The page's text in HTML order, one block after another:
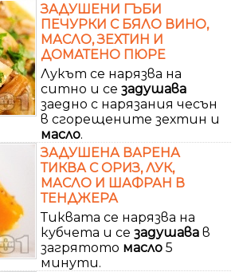
ЗАДУШЕНИ ГЪБИ
ПЕЧУРКИ С БЯЛО ВИНО,
МАСЛО, ЗЕХТИН И
ДОМАТЕНО ПЮРЕ
Лукът се нарязва на
ситно и се задушава
заедно с нарязания чесън
в сгорещените зехтин и
масло.
ЗАДУШЕНА ВАРЕНА
ТИКВА С ОРИЗ, ЛУК,
МАСЛО И ШАФРАН В
ТЕНДЖЕРА
Тиквата се нарязва на
кубчета и се задушава в
загрятото масло 5
минути.